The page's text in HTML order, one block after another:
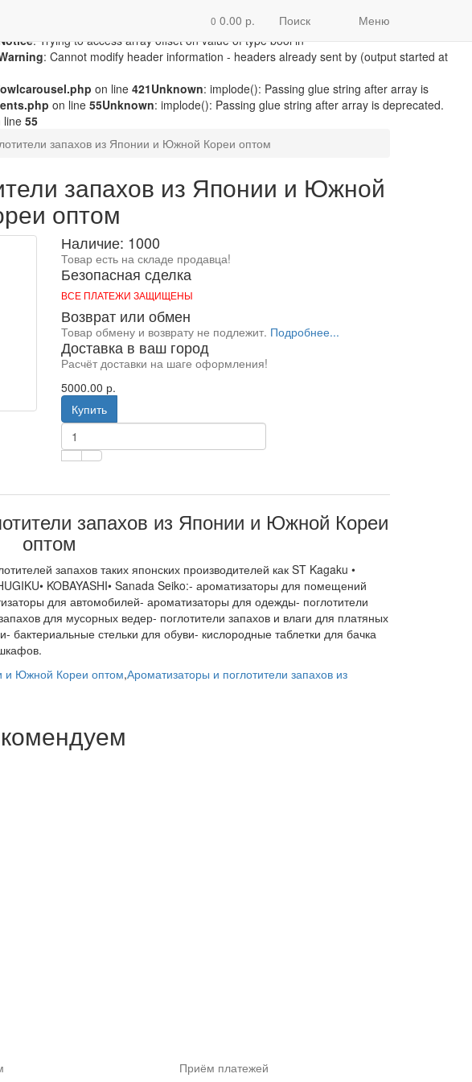
: Trying to access array offset on value of type bool in
: Trying to access array offset on value of type bool in
: Cannot modify header information - headers already sent by (output started at
on line 421Unknown: implode(): Passing glue string after array is
on line 55Unknown: implode(): Passing glue string after array is deprecated.
line 55
0 0.00 р. Поиск Меню
запахов из Японии и Южной Кореи оптом
запахов из Японии и Южной
оптом
Наличие: 1000
Товар есть на складе продавца!
Безопасная сделка
ВСЕ ПЛАТЕЖИ ЗАЩИЩЕНЫ
Возврат или обмен
Товар обмену и возврату не подлежит. Подробнее...
Доставка в ваш город
Расчёт доставки на шаге оформления!
5000.00 р.
Купить
запахов из Японии и Южной Кореи
оптом
запахов таких японских производителей как ST Kagaku •
KOBAYASHI• Sanada Seiko:- ароматизаторы для помещений
для автомобилей- ароматизаторы для одежды- поглотители
для мусорных ведер- поглотители запахов и влаги для платяных
бактериальные стельки для обуви- кислородные таблетки для бачка
и Южной Кореи оптом,Ароматизаторы и поглотители запахов из
Приём платежей